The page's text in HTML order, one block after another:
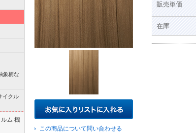
この商品について問い合わせる
販売単価
在庫
象柄な
イクル
ム 機